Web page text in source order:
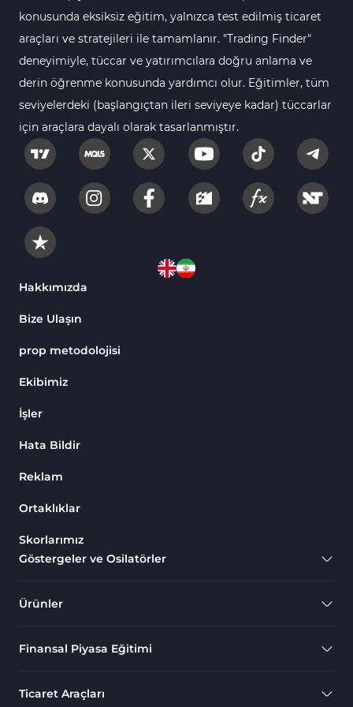
Göstergeleri
Intraday MT4 Göstergeleri 344
MetaTrader 4’te
DrawdownGöstergeleri
Binary Options MT4
Göstergeleri
Öncü MT4 Göstergeleri 75
Akıllı Para MT4 Göstergeleri 74
Destek ve Direnç MT4
Harmonik MT4 Göstergeleri
Aşırı Alım ve Aşırı Satım MT4
Göstergeleri
MetaTrader 4 için Fibonacci
Göstergeleri
Bantlar ve Kanallar MT4
Göstergeleri
Kurumsal Hisse Piyasası MT4
MT4 için Hareketli Göstergeleri
Scalping MT4 Göstergeleri
Göstergeleri
konusunda eksiksiz eğitim, yalnızca test edilmiş ticaret
araçları ve stratejileri ile tamamlanır. "Trading Finder"
deneyimiyle, tüccar ve yatırımcılara doğru anlama ve
derin öğrenme konusunda yardımcı olur. Eğitimler, tüm
seviyelerdeki (başlangıçtan ileri seviyeye kadar) tüccarlar
için araçlara dayalı olarak tasarlanmıştır.
Hakkımızda
Bize Ulaşın
prop metodolojisi
Ekibimiz
İşler
Hata Bildir
Reklam
Ortaklıklar
Skorlarımız
Göstergeler ve Osilatörler
Ürünler
Finansal Piyasa Eğitimi
Ticaret Araçları